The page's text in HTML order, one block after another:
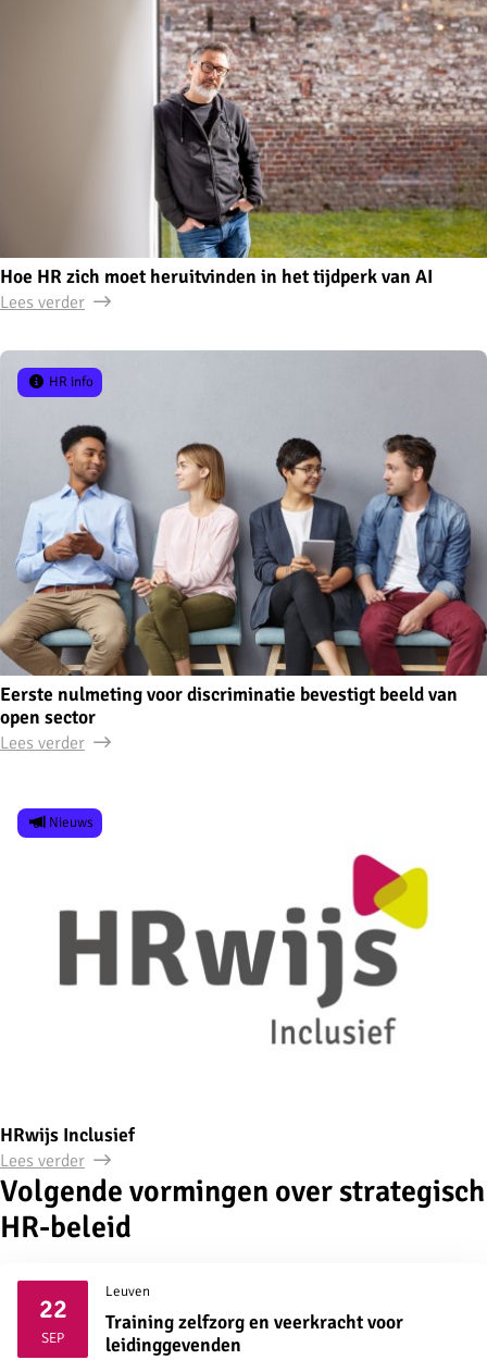
Hoe HR zich moet heruitvinden in het tijdperk van AI
Lees verder
Eerste nulmeting voor discriminatie bevestigt beeld van
open sector
HR info
Lees verder
HRwijs Inclusief
Nieuws
Lees verder
Volgende vormingen over strategisch
HR-beleid
22
SEP2026
Leuven
Training zelfzorg en veerkracht voor
leidinggevenden